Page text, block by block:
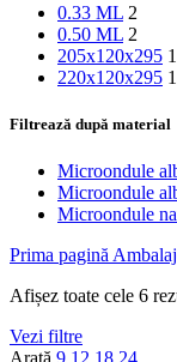
0.33 ML 2
0.50 ML 2
205x120x295 1
220x120x295 1
Filtrează după material
Microondule
Microondule
Microondule
Prima pagină
Afișez toate cele 6
Vezi filtre
Arată 9 12 18 24